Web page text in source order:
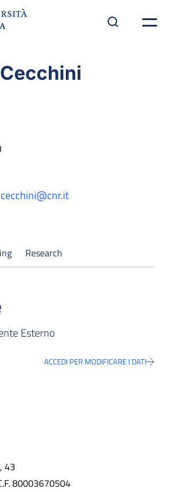
Research
Esterno
ACCEDI PER MODIFICARE I DATI
43
80003670504